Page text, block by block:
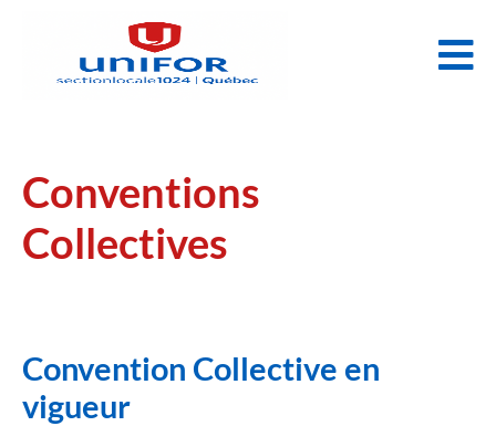
Conventions
Collectives
Convention Collective en
vigueur